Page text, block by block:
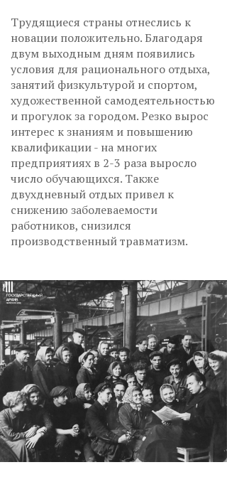
Трудящиеся страны отнеслись к
новации положительно. Благодаря
двум выходным дням появились
условия для рационального отдыха,
занятий физкультурой и спортом,
художественной самодеятельностью
и прогулок за городом. Резко вырос
интерес к знаниям и повышению
квалификации - на многих
предприятиях в 2-3 раза выросло
число обучающихся. Также
двухдневный отдых привел к
снижению заболеваемости
работников, снизился
производственный травматизм.